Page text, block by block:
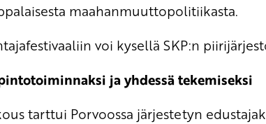
maahanmuuttopolitiikasta.
voi kysellä SKP:n
ja yhdessä tekemiseksi
tarttui Porvoossa järjestetyn